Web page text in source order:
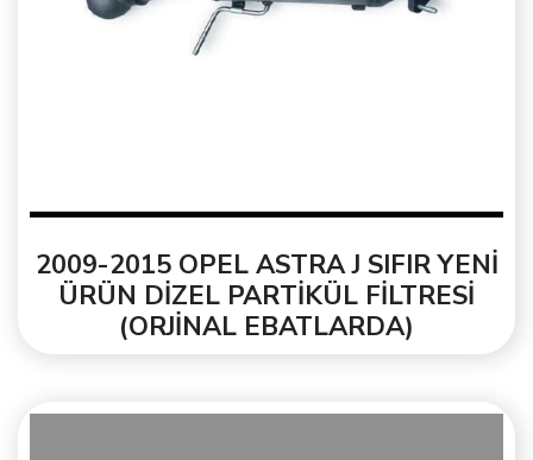
2009-2015 OPEL ASTRA J SIFIR YENİ
ÜRÜN DİZEL PARTİKÜL FİLTRESİ
(ORJİNAL EBATLARDA)